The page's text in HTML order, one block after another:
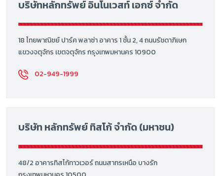
บริษัทหลักทรัพย์ อินโนเวสท์ เอกซ์ จำกัด
18 ไทยพาณิชย์ ปาร์ค พลาซ่า อาคาร 1 ชั้น 2, 4 ถนนรัชดาภิเษก
แขวงจตุจักร เขตจตุจักร กรุงเทพมหานคร 10900
02-949-1999
บริษัท หลักทรัพย์ ทิสโก้ จำกัด (มหาชน)
48/2 อาคารทิสโก้ทาวเวอร์ ถนนสาทรเหนือ บางรัก